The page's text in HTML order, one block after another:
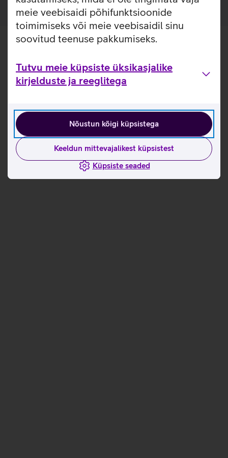
meie veebisaidi põhifunktsioonide
toimimiseks või meie veebisaidil sinu
soovitud teenuse pakkumiseks.
Tutvu meie küpsiste üksikasjalike
kirjelduste ja reeglitega
Nõustun kõigi küpsistega
Keeldun mittevajalikest küpsistest
Küpsiste seaded